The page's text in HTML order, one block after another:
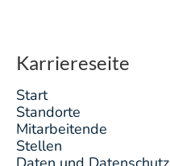
Karriereseite
Start
Standorte
Mitarbeitende
Stellen